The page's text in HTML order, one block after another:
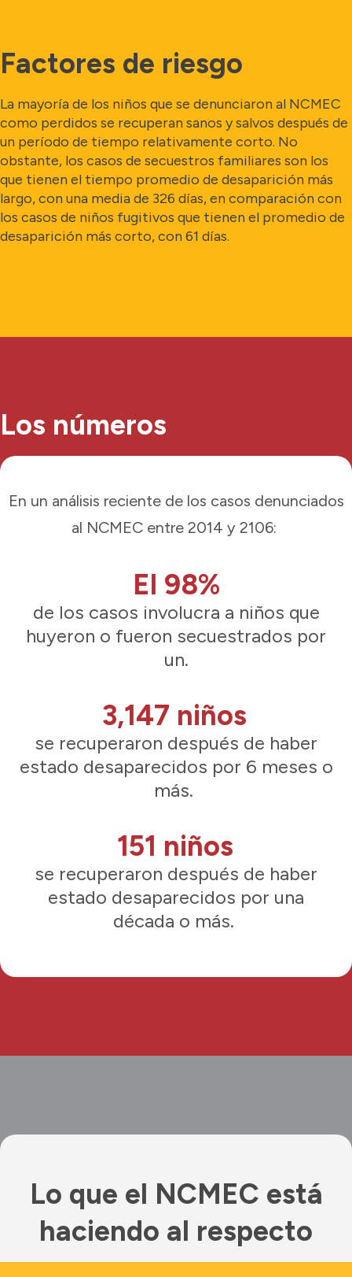
Factores de riesgo
La mayoría de los niños que se denunciaron al NCMEC
como perdidos se recuperan sanos y salvos después de
un período de tiempo relativamente corto. No
obstante, los casos de secuestros familiares son los
que tienen el tiempo promedio de desaparición más
largo, con una media de 326 días, en comparación con
los casos de niños fugitivos que tienen el promedio de
desaparición más corto, con 61 días.
Los números
En un análisis reciente de los casos denunciados
al NCMEC entre 2014 y 2106:
El 98%
de los casos involucra a niños que
huyeron o fueron secuestrados por
un.
3,147 niños
se recuperaron después de haber
estado desaparecidos por 6 meses o
más.
151 niños
se recuperaron después de haber
estado desaparecidos por una
década o más.
Lo que el NCMEC está
haciendo al respecto